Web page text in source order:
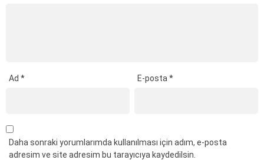
Ad * E-posta*
Daha sonraki yorumlarımda kullanılması için adım, e-posta
adresim ve site adresim bu tarayıcıya kaydedilsin.